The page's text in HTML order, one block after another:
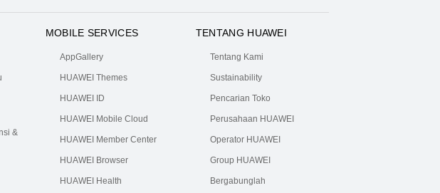
&
MOBILE SERVICES
AppGallery
HUAWEI Themes
HUAWEI ID
HUAWEI Mobile Cloud
HUAWEI Member Center
HUAWEI Browser
HUAWEI Health
TENTANG HUAWEI
Tentang Kami
Sustainability
Pencarian Toko
Perusahaan HUAWEI
Operator HUAWEI
Group HUAWEI
Bergabunglah